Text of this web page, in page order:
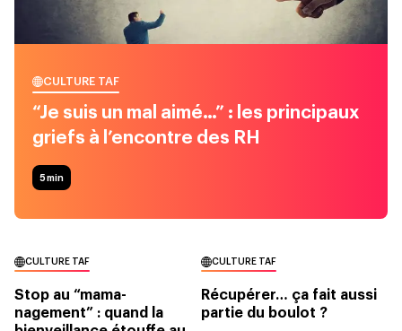
CULTURE TAF
“Je suis un mal aimé…” : les principaux
griefs à l’encontre des RH
5min
CULTURE TAF
Stop au “mama-
nagement” : quand la
CULTURE TAF
Récupérer… ça fait aussi
partie du boulot ?